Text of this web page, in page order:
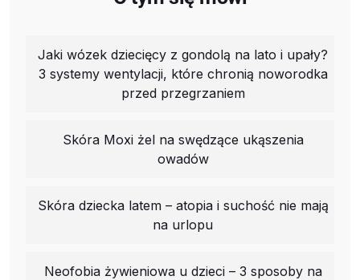
Jaki wózek dziecięcy z gondolą na lato i upały?
3 systemy wentylacji, które chronią noworodka
przed przegrzaniem
Skóra Moxi żel na swędzące ukąszenia
owadów
Skóra dziecka latem – atopia i suchość nie mają
na urlopu
Neofobia żywieniowa u dzieci – 3 sposoby na